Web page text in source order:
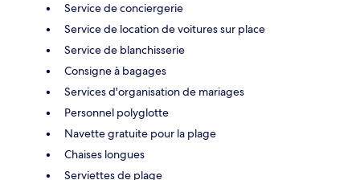
Service de conciergerie
Service de location de voitures sur place
Service de blanchisserie
Consigne à bagages
Services d'organisation de mariages
Personnel polyglotte
Navette gratuite pour la plage
Chaises longues
Serviettes de plage